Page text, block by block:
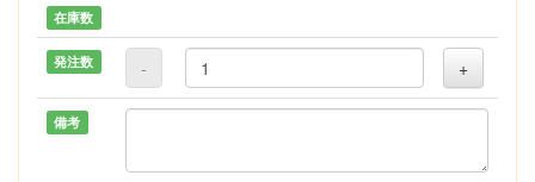
在庫数
発注数 - +
備考